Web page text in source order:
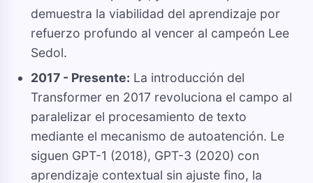
demuestra la viabilidad del aprendizaje por
refuerzo profundo al vencer al campeón Lee
Sedol.
2017 - Presente: La introducción del
Transformer en 2017 revoluciona el campo al
paralelizar el procesamiento de texto
mediante el mecanismo de autoatención. Le
siguen GPT-1 (2018), GPT-3 (2020) con
aprendizaje contextual sin ajuste fino, la